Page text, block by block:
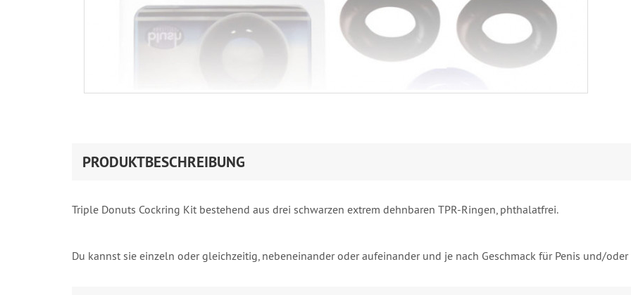
PRODUKTBESCHREIBUNG
Triple Donuts Cockring Kit bestehend aus drei schwarzen extrem dehnbaren TPR-Ringen, phthalatfrei.
Du kannst sie einzeln oder gleichzeitig, nebeneinander oder aufeinander und je nach Geschmack für Penis und/